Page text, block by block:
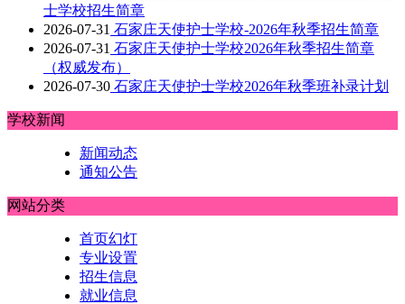
士学校招生简章
2026-07-31 石家庄天使护士学校-2026年秋季招生简章
2026-07-31 石家庄天使护士学校2026年秋季招生简章
（权威发布）
2026-07-30 石家庄天使护士学校2026年秋季班补录计划
学校新闻
新闻动态
通知公告
网站分类
首页幻灯
专业设置
招生信息
就业信息